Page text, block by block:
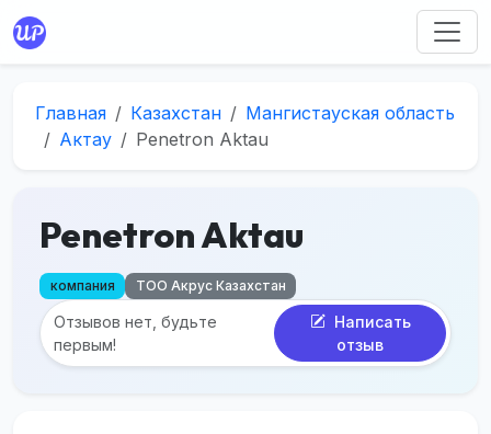
Главная Казахстан
Мангистауская область
Актау
Penetron Aktau
Penetron Aktau
компания ТОО Акрус Казахстан
Отзывов нет, будьте
первым!
Написать
отзыв